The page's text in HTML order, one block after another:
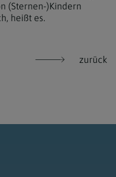
(Sternen-)Kindern
heißt es.
zurück